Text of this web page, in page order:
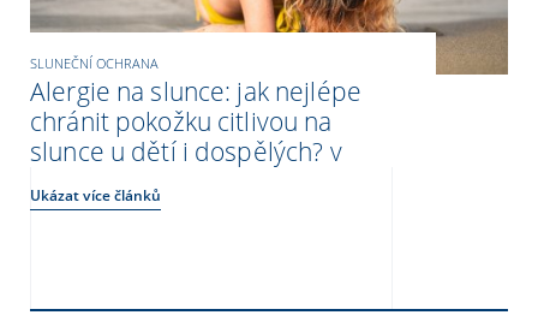
SLUNEČNÍ OCHRANA
Alergie na slunce: jak nejlépe
chránit pokožku citlivou na
slunce u dětí i dospělých? v
Ukázat více článků